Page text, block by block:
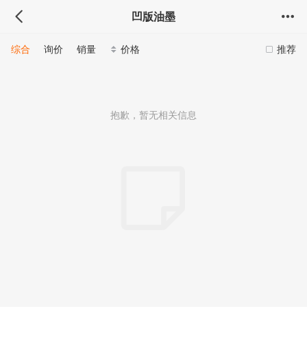
凹版油墨
推荐
综合 询价 销量 价格
抱歉，暂无相关信息